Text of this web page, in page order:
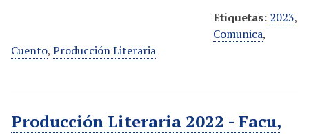
Etiquetas: 2023,
Comunica,
Cuento, Producción Literaria
Producción Literaria 2022 - Facu,